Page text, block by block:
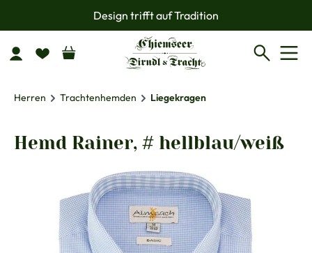
Zum Hauptinhalt springenDesign trifft auf Tradition
Herren Trachtenhemden Liegekragen
Hemd Rainer, # hellblau/weiß
Bildergalerie überspringen